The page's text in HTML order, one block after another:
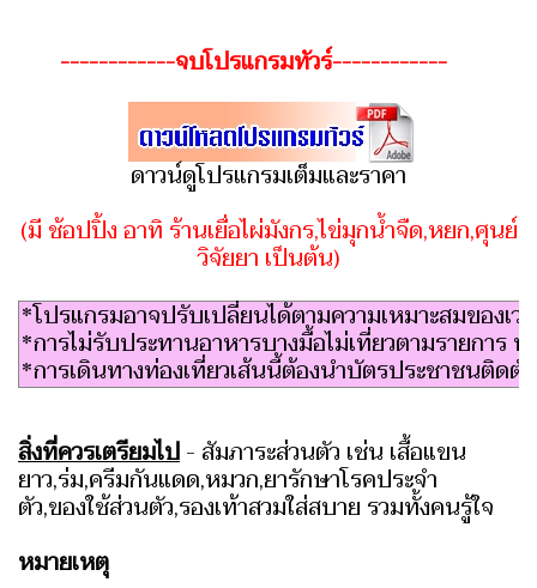
------------จบโปรแกรมทัวร์------------
ดาวน์ดูโปรแกรมเต็มและราคา
(มี ช้อปปิ้ง อาทิ ร้านเยื่อไผ่มังกร,ไข่มุกน้ำจืด,หยก,ศุนย์
วิจัยยา เป็นต้น)
*โปรแกรมอาจปรับเปลี่ยนได้ตามความเหมาะสมของเ
*การไม่รับประทานอาหารบางมื้อไม่เที่ยวตามรายการ
*การเดินทางท่องเที่ยวเส้นนี้ต้องนำบัตรประชาชนติดตั
สิ่งที่ควรเตรียมไป- สัมภาระส่วนตัว เช่น เสื้อแขน
ยาว,ร่ม,ครีมกันแดด,หมวก,ยารักษาโรคประจำ
ตัว,ของใช้ส่วนตัว,รองเท้าสวมใส่สบาย รวมทั้งคนรู้ใจ
หมายเหตุ